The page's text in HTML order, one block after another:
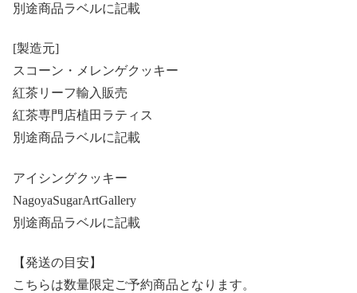
別途商品ラベルに記載
[製造元]
スコーン・メレンゲクッキー
紅茶リーフ輸入販売
紅茶専門店植田ラティス
別途商品ラベルに記載
アイシングクッキー
NagoyaSugarArtGallery
別途商品ラベルに記載
【発送の目安】
こちらは数量限定ご予約商品となります。